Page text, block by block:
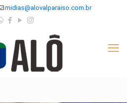
midias@alovalparaiso.com.br